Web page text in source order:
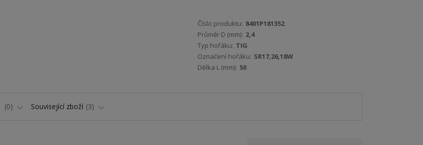
Číslo produktu: 8401P181352
Průměr D (mm): 2,4
Typ hořáku: TIG
Označení hořáku: SR17,26,18W
Délka L (mm): 50
0 Související zboží 3